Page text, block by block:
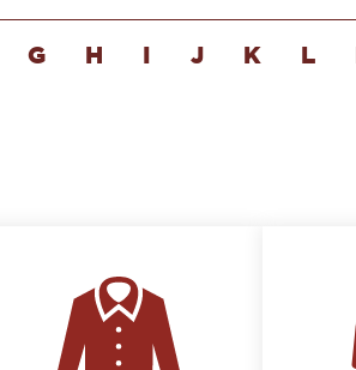
G H J K L